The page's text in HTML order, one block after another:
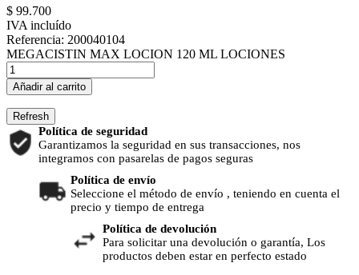
$ 99.700
IVA incluído
Referencia: 200040104
MEGACISTIN MAX LOCION 120 ML LOCIONES
Añadir al carrito
Política de seguridad
Garantizamos la seguridad en sus transacciones, nos
integramos con pasarelas de pagos seguras
Política de envío
Seleccione el método de envío , teniendo en cuenta el
precio y tiempo de entrega
Política de devolución
Para solicitar una devolución o garantía, Los
productos deben estar en perfecto estado